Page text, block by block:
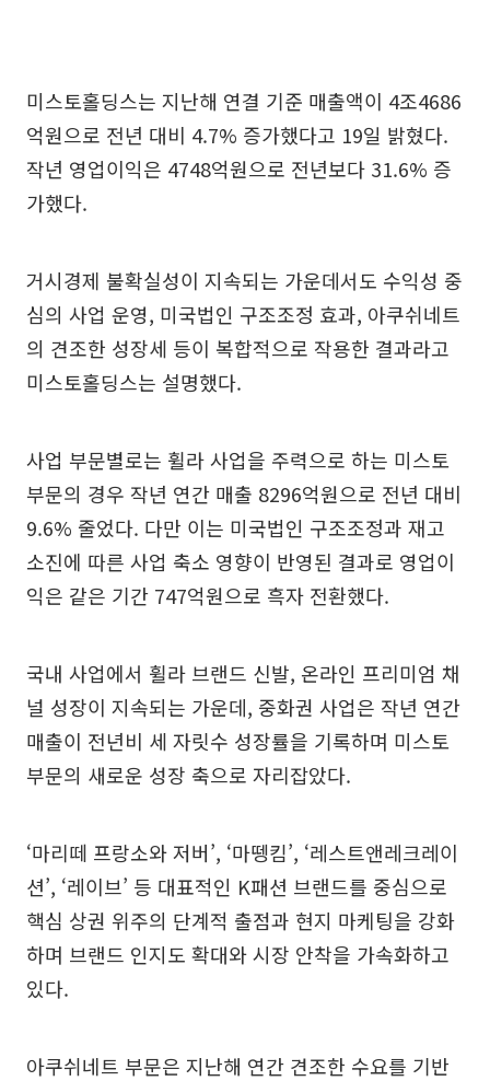
미스토홀딩스는 지난해 연결 기준 매출액이 4조4686
억원으로 전년 대비 4.7% 증가했다고 19일 밝혔다.
작년 영업이익은 4748억원으로 전년보다 31.6% 증
가했다.
거시경제 불확실성이 지속되는 가운데서도 수익성 중
심의 사업 운영, 미국법인 구조조정 효과, 아쿠쉬네트
의 견조한 성장세 등이 복합적으로 작용한 결과라고
미스토홀딩스는 설명했다.
사업 부문별로는 휠라 사업을 주력으로 하는 미스토
부문의 경우 작년 연간 매출 8296억원으로 전년 대비
9.6% 줄었다. 다만 이는 미국법인 구조조정과 재고
소진에 따른 사업 축소 영향이 반영된 결과로 영업이
익은 같은 기간 747억원으로 흑자 전환했다.
국내 사업에서 휠라 브랜드 신발, 온라인 프리미엄 채
널 성장이 지속되는 가운데, 중화권 사업은 작년 연간
매출이 전년비 세 자릿수 성장률을 기록하며 미스토
부문의 새로운 성장 축으로 자리잡았다.
‘마리떼 프랑소와 저버’, ‘마뗑킴’, ‘레스트앤레크레이
션’, ‘레이브’ 등 대표적인 K패션 브랜드를 중심으로
핵심 상권 위주의 단계적 출점과 현지 마케팅을 강화
하며 브랜드 인지도 확대와 시장 안착을 가속화하고
있다.
아쿠쉬네트 부문은 지난해 연간 견조한 수요를 기반